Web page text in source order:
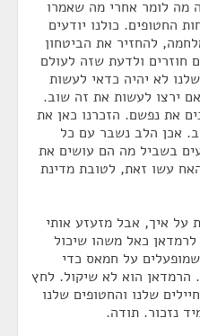
מה לומר אחרי מה שאמרו
החטופים. כולנו יודעים
להחזיר את הביטחון
חוזרים ולדעת שזה לעולם
לא יהיה כדאי לעשות
ירצו לעשות את זה שוב.
את נפשם. הזכרנו כאן את
אכן הלב נשבר עם כל
בשביל מה הם עושים את
עשו זאת, לטובת מדינת
על איך, אבל מזעזע אותי
כאל משהו שיכול
על חמאס כדי
הרמדאן הוא לא שיקול. לחץ
שלנו והחטופים שלנו
נזכור. תודה.